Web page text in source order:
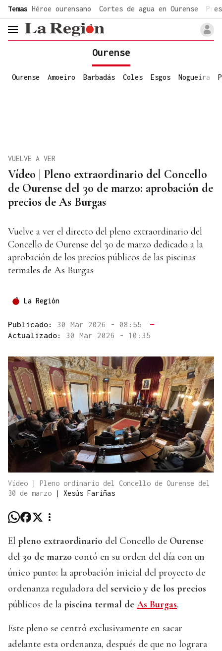
common.go-to-content
Temas Héroe ourensano Cortes de agua en Ourense
header.menu.open
Ourense
Ourense Amoeiro Barbadás Coles Esgos Nogueira
Vídeo | Pleno extraordinario del Concello
de Ourense del 30 de marzo: aprobación de
precios de As Burgas
VUELVE A VER
Vuelve a ver el directo del pleno extraordinario del
Concello de Ourense del 30 de marzo dedicado a la
aprobación de los precios públicos de las piscinas
termales de As Burgas
La Región
Publicado: 30 Mar 2026 - 08:55
—
Actualizado: 30 Mar 2026 - 10:35
Vídeo | Pleno ordinario del Concello de Ourense del
30 de marzo
| Xesús Fariñas
El pleno extraordinario del Concello de Ourense
del 30 de marzo contó en su orden del día con un
único punto: la aprobación inicial del proyecto de
ordenanza reguladora del servicio y de los precios
públicos de la piscina termal de As Burgas.
Este pleno se centró exclusivamente en sacar
adelante esta ordenanza, después de que no lograra